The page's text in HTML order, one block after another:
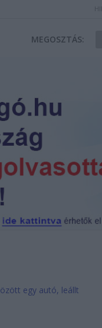
MEGOSZTÁS:
egy autó, leállt